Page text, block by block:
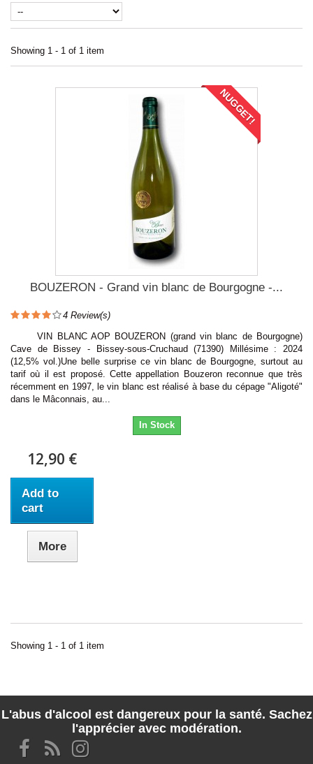
Showing 1 - 1 of 1 item
NUGGET!
BOUZERON - Grand vin blanc de Bourgogne -...
4 Review(s)
VIN BLANC AOP BOUZERON (grand vin blanc de Bourgogne)
Cave de Bissey - Bissey-sous-Cruchaud (71390) Millésime : 2024
(12,5% vol.)Une belle surprise ce vin blanc de Bourgogne, surtout au
tarif où il est proposé. Cette appellation Bouzeron reconnue que très
récemment en 1997, le vin blanc est réalisé à base du cépage "Aligoté"
dans le Mâconnais, au...
In Stock
12,90 €
Add to
cart
More
Showing 1 - 1 of 1 item
L'abus d'alcool est dangereux pour la santé. Sachez
l'apprécier avec modération.